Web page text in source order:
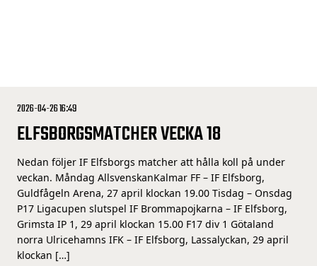
2026-04-26 16:49
ELFSBORGSMATCHER VECKA 18
Nedan följer IF Elfsborgs matcher att hålla koll på under
veckan. Måndag AllsvenskanKalmar FF – IF Elfsborg,
Guldfågeln Arena, 27 april klockan 19.00 Tisdag – Onsdag
P17 Ligacupen slutspel IF Brommapojkarna – IF Elfsborg,
Grimsta IP 1, 29 april klockan 15.00 F17 div 1 Götaland
norra Ulricehamns IFK – IF Elfsborg, Lassalyckan, 29 april
klockan […]